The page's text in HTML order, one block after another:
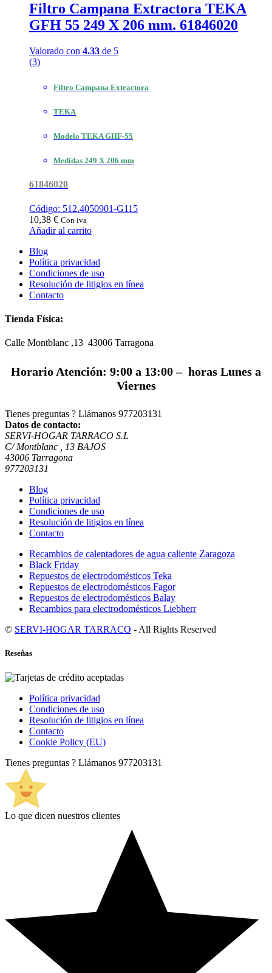
Filtro Campana Extractora TEKA
GFH 55 249 X 206 mm. 61846020
Valorado con 4.33 de 5
(3)
Filtro Campana Extractora
TEKA
Modelo TEKA GHF-55
Medidas 249 X 206 mm
61846020
Código: 512.4050901-G115
10,38 € Con iva
Añadir al carrito
Blog
Política privacidad
Condiciones de uso
Resolución de litigios en línea
Contacto
Tienda Física:
Calle Montblanc ,13 43006 Tarragona
Horario Atención: 9:00 a 13:00 – horas Lunes a
Viernes
Tienes preguntas ? Llámanos 977203131
Datos de contacto:
SERVI-HOGAR TARRACO S.L
C/ Montblanc , 13 BAJOS
43006 Tarragona
977203131
Blog
Política privacidad
Condiciones de uso
Resolución de litigios en línea
Contacto
Recambios de calentadores de agua caliente Zaragoza
Black Friday
Repuestos de electrodomésticos Teka
Repuestos de electrodomésticos Fagor
Repuestos de electrodomésticos Balay
Recambios para electrodomésticos Liebherr
© SERVI-HOGAR TARRACO - All Rights Reserved
Reseñas
Política privacidad
Condiciones de uso
Resolución de litigios en línea
Contacto
Cookie Policy (EU)
Tienes preguntas ? Llámanos 977203131
Lo que dicen nuestros clientes